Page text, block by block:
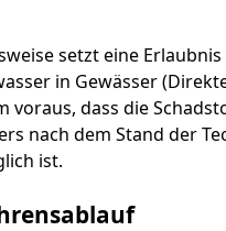
setzt eine
in Gewässer
voraus, dass die
nach dem Stand der
ist.